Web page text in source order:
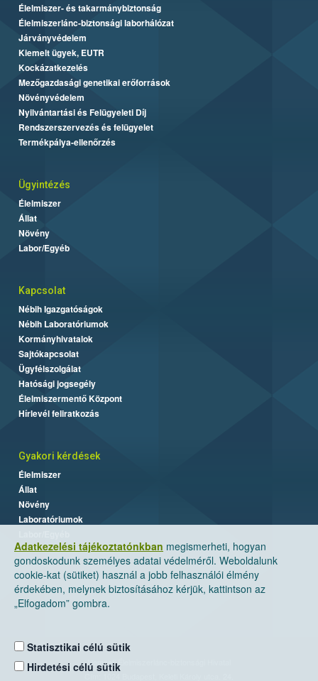
Adatkezelési tájékoztatónkban megismerheti, hogyan
gondoskodunk személyes adatai védelméről. Weboldalunk
cookie-kat (sütiket) használ a jobb felhasználói élmény
érdekében, melynek biztosításához kérjük, kattintson az
„Elfogadom” gombra.
Statisztikai célú sütik
Hirdetési célú sütik
Élelmiszer- és takarmánybiztonság
Élelmiszerlánc-biztonsági laborhálózat
Járványvédelem
Kiemelt ügyek, EUTR
Kockázatkezelés
Mezőgazdasági genetikai erőforrások
Növényvédelem
Nyilvántartási és Felügyeleti Díj
Rendszerszervezés és felügyelet
Termékpálya-ellenőrzés
Ügyintézés
Élelmiszer
Állat
Növény
Labor/Egyéb
Kapcsolat
Nébih Igazgatóságok
Nébih Laboratóriumok
Kormányhivatalok
Sajtókapcsolat
Ügyfélszolgálat
Hatósági jogsegély
Élelmiszermentő Központ
Hírlevél feliratkozás
Gyakori kérdések
Élelmiszer
Állat
Növény
Laboratóriumok
Nemzeti Élelmiszerlánc-biztonsági Hivatal